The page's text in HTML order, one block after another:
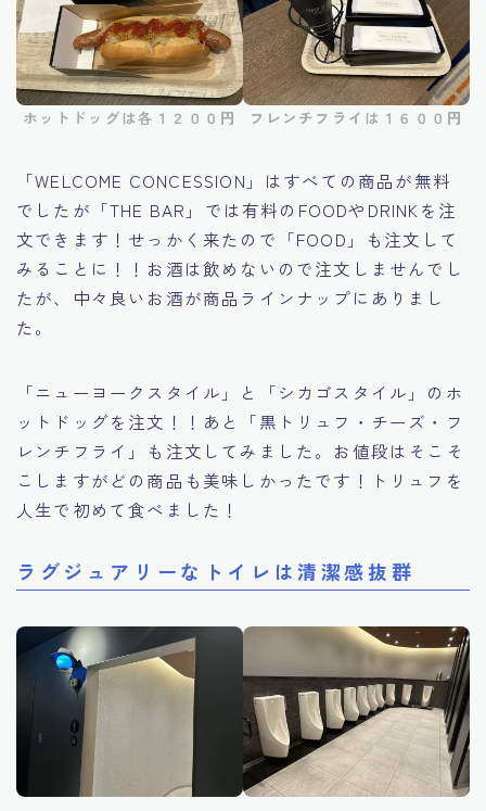
ホットドッグは各１２００円 フレンチフライは１６００円
「WELCOME CONCESSION」はすべての商品が無料
でしたが「THE BAR」では有料のFOODやDRINKを注
文できます！せっかく来たので「FOOD」も注文して
みることに！！お酒は飲めないので注文しませんでし
たが、中々良いお酒が商品ラインナップにありまし
た。
「ニューヨークスタイル」と「シカゴスタイル」のホ
ットドッグを注文！！あと「黒トリュフ・チーズ・フ
レンチフライ」も注文してみました。お値段はそこそ
こしますがどの商品も美味しかったです！トリュフを
人生で初めて食べました！
ラグジュアリーなトイレは清潔感抜群